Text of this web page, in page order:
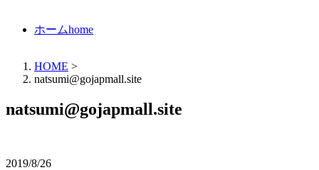
ホームhome
HOME >
natsumi@gojapmall.site
natsumi@gojapmall.site
2019/8/26